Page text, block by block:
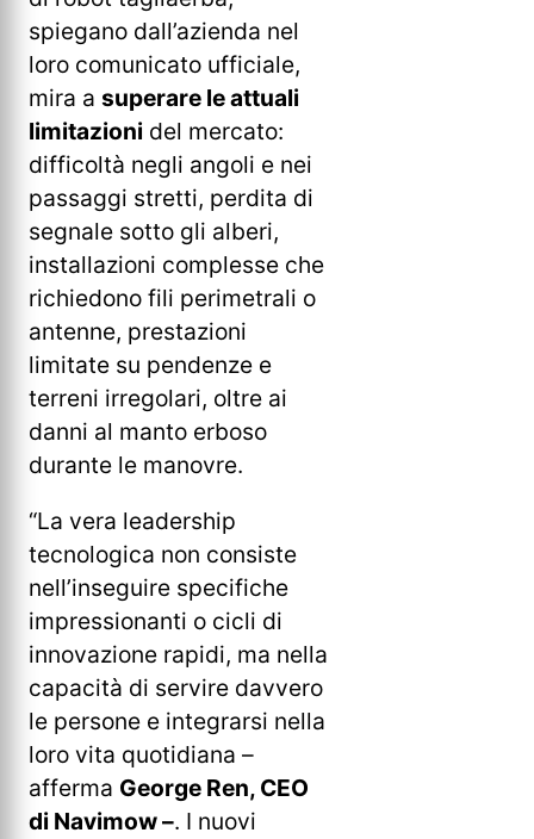
spiegano dall’azienda nel
loro comunicato ufficiale,
mira a superare le attuali
limitazioni del mercato:
difficoltà negli angoli e nei
passaggi stretti, perdita di
segnale sotto gli alberi,
installazioni complesse che
richiedono fili perimetrali o
antenne, prestazioni
limitate su pendenze e
terreni irregolari, oltre ai
danni al manto erboso
durante le manovre.
“La vera leadership
tecnologica non consiste
nell’inseguire specifiche
impressionanti o cicli di
innovazione rapidi, ma nella
capacità di servire davvero
le persone e integrarsi nella
loro vita quotidiana –
afferma George Ren, CEO
di Navimow –. I nuovi